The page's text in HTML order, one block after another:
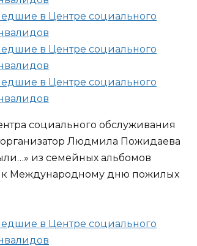
социального обслуживания
Людмила Пожидаева
из семейных альбомов
к Международному дню пожилых